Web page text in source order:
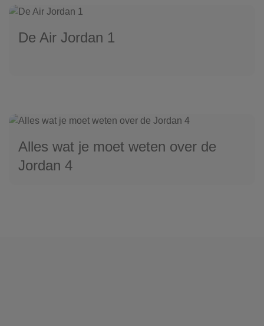
De Air Jordan 1
Alles wat je moet weten over de
Jordan 4